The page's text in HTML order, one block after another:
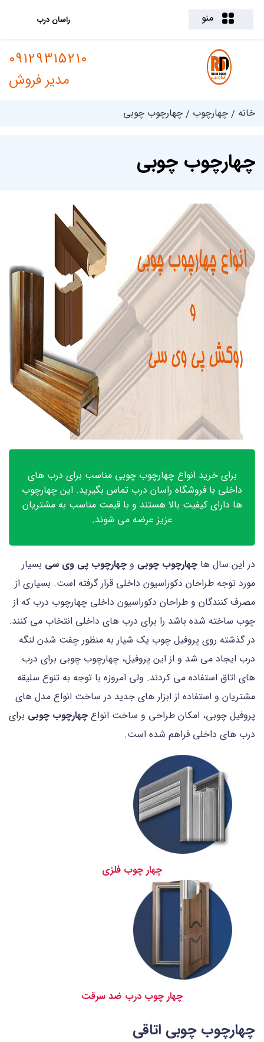
منو راسان درب
09129315210
مدیر فروش
خانه چهارچوب چهارچوب چوبی
چهارچوب چوبی
برای خرید انواع چهارچوب چوبی مناسب برای درب های
داخلی با فروشگاه راسان درب تماس بگیرید. این چهارچوب
ها دارای کیفیت بالا هستند و با قیمت مناسب به مشتریان
عزیز عرضه می شوند.
در این سال ها چهارچوب چوبی و چهارچوب پی وی سی بسیار
مورد توجه طراحان دکوراسیون داخلی قرار گرفته است. بسیاری از
مصرف کنندگان و طراحان دکوراسیون داخلی چهارچوب درب که از
چوب ساخته شده باشد را برای درب های داخلی انتخاب می کنند.
در گذشته روی پروفیل چوب یک شیار به منظور چفت شدن لنگه
درب ایجاد می شد و از این پروفیل، چهارچوب چوبی برای درب
های اتاق استفاده می کردند. ولی امروزه با توجه به تنوع سلیقه
مشتریان و استفاده از ابزار های جدید در ساخت انواع مدل های
پروفیل چوبی، امکان طراحی و ساخت انواع چهارچوب چوبی برای
درب های داخلی فراهم شده است.
چهار چوب فلزی
چهار چوب درب ضد سرقت
چهارچوب چوبی اتاقی